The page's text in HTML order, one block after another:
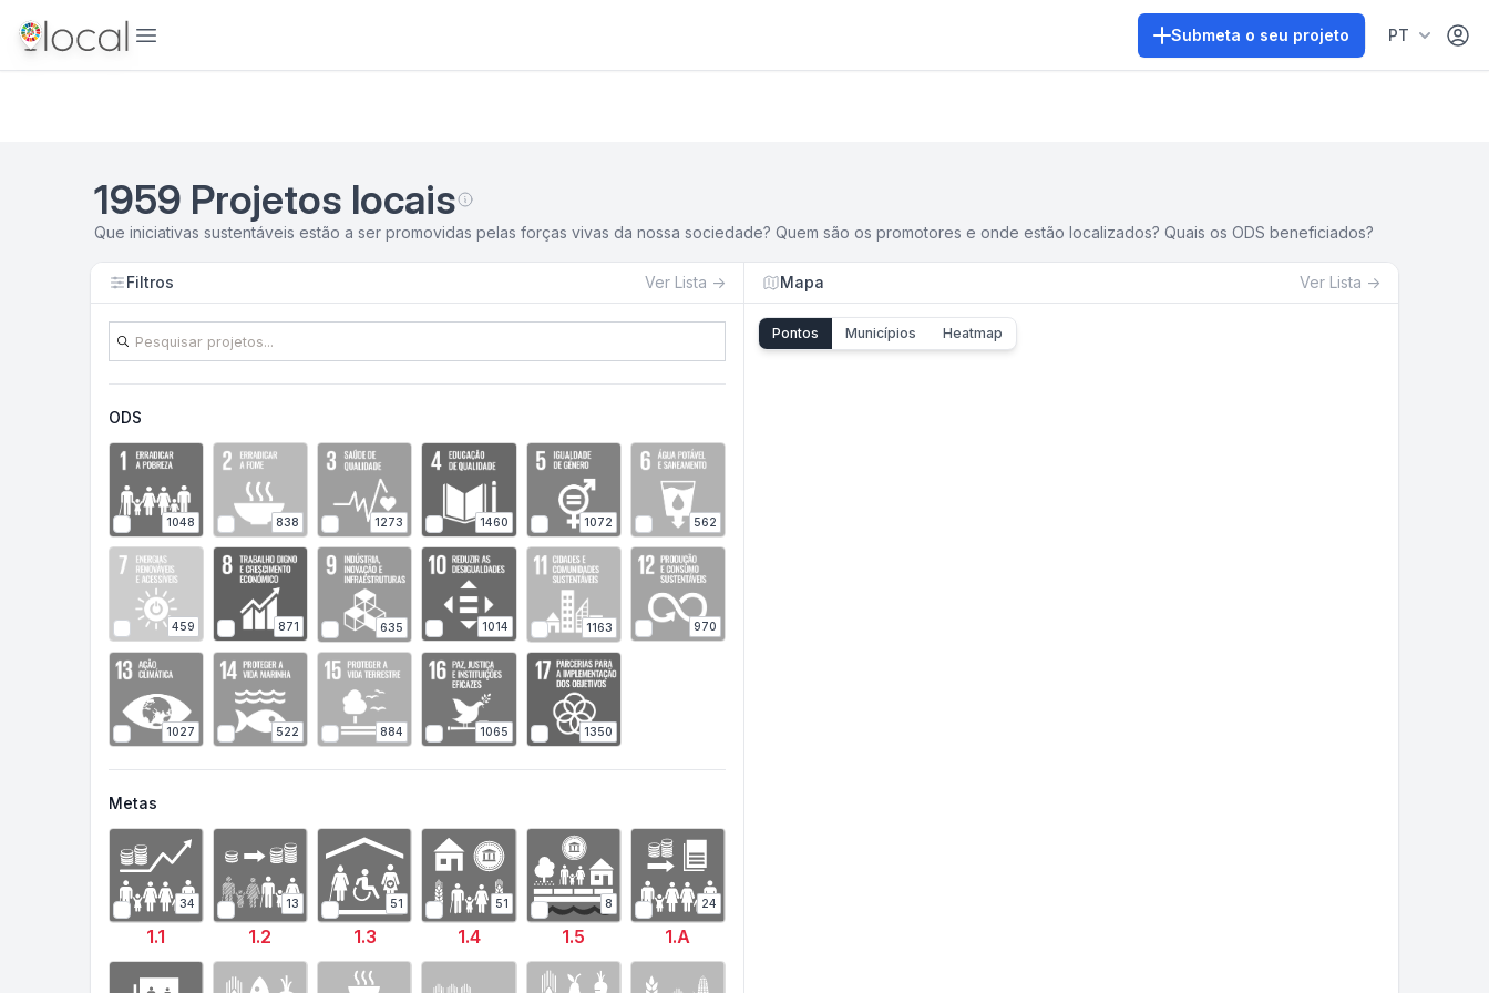
Abrir menu Submeta o seu projeto PT Área
1959 Projetos locais
Que iniciativas sustentáveis estão a ser promovidas pelas forças vivas da nossa sociedade? Quem são os promotores e onde estão localizados? Quais os ODS beneficiados?
Filtros Ver Lista →
ODS
1048 838 1273 1460 1072 562
459 871 635 1014 1163 970
1027 522 884 1065 1350
Metas
34
1.1
13
1.2
51
1.3
51
1.4
8
1.5
24
1.A
Mapa Ver Lista →
Pontos Municípios Heatmap